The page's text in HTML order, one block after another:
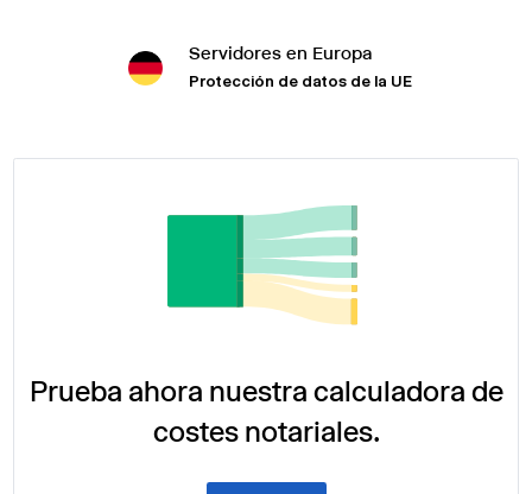
Servidores en Europa
Protección de datos de la UE
Prueba ahora nuestra calculadora de
costes notariales.